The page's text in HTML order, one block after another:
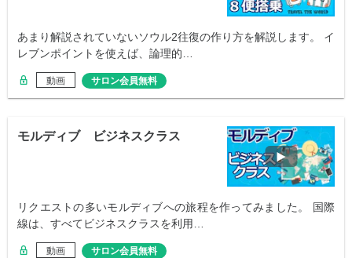
あまり解説されていないソウル2往復の作り方を解説します。 イ
レブンポイントを使えば、論理的…
動画 サロン会員無料
モルディブ ビジネスクラス
リクエストの多いモルディブへの旅程を作ってみました。 国際
線は、すべてビジネスクラスを利用…
動画 サロン会員無料